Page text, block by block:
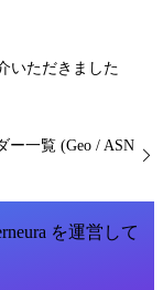
いただきました
ー一覧 (Geo / ASN
を運営して